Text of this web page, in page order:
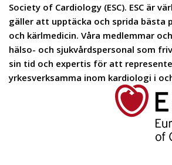
Society of Cardiology (ESC). ESC är
gäller att upptäcka och sprida bästa
och kärlmedicin. Våra medlemmar
hälso- och sjukvårdspersonal som
sin tid och expertis för att
yrkesverksamma inom kardiologi i